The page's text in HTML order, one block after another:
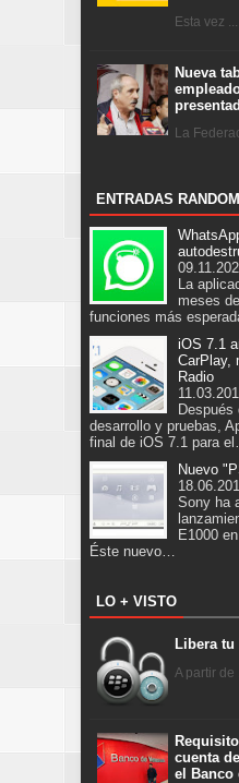
Esta vez ...
Nueva
La
ENTRADAS RANDOM
La
meses
funciones más
iOS 7.1
CarPlay,
Radio
Después
desarrollo y pruebas,
final de iOS 7.1 para
Nuevo
Sony ha
E1000
Éste nuevo…
LO + VISTO
Libera
A partir de
cuenta
el Banco